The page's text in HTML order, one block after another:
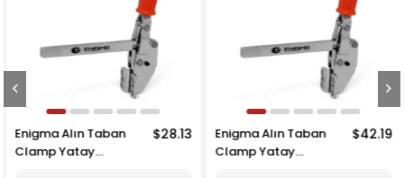
Enigma Alın Taban
Clamp Yatay
$28.13
Enigma Alın Taban
Clamp Yatay
$42.19